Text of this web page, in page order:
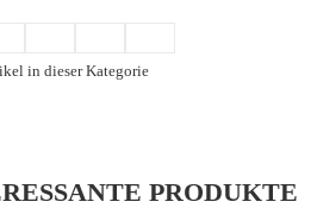
in dieser Kategorie
PRODUKTE